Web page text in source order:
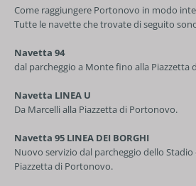
Come raggiungere Portonovo in modo
Tutte le navette che trovate di seguito sono
Navetta 94
dal parcheggio a Monte fino alla Piazzetta
Navetta LINEA U
Da Marcelli alla Piazzetta di Portonovo.
Navetta 95 LINEA DEI BORGHI
Nuovo servizio dal parcheggio dello
Piazzetta di Portonovo.